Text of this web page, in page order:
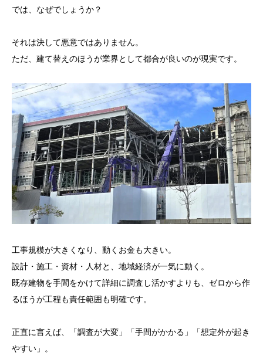
では、なぜでしょうか？
それは決して悪意ではありません。
ただ、建て替えのほうが業界として都合が良いのが現実です。
工事規模が大きくなり、動くお金も大きい。
設計・施工・資材・人材と、地域経済が一気に動く。
既存建物を手間をかけて詳細に調査し活かすよりも、ゼロから作
るほうが工程も責任範囲も明確です。
正直に言えば、「調査が大変」「手間がかかる」「想定外が起き
やすい」。